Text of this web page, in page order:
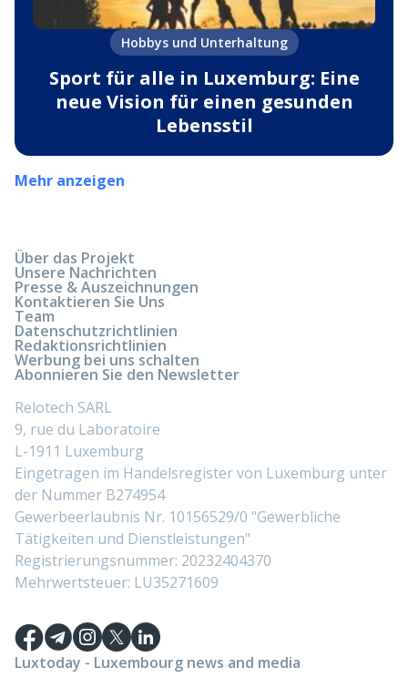
Hobbys und Unterhaltung
Sport für alle in Luxemburg: Eine
neue Vision für einen gesunden
Lebensstil
Mehr anzeigen
Über das Projekt
Unsere Nachrichten
Presse & Auszeichnungen
Kontaktieren Sie Uns
Team
Datenschutzrichtlinien
Redaktionsrichtlinien
Werbung bei uns schalten
Abonnieren Sie den Newsletter
Relotech SARL
9, rue du Laboratoire
L-1911 Luxemburg
Eingetragen im Handelsregister von Luxemburg unter
der Nummer B274954
Gewerbeerlaubnis Nr. 10156529/0 "Gewerbliche
Tätigkeiten und Dienstleistungen"
Registrierungsnummer: 20232404370
Mehrwertsteuer: LU35271609
Luxtoday - Luxembourg news and media